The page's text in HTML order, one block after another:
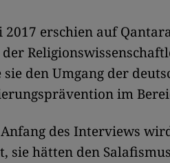
2017 erschien auf
den Umgang der
im
des Interviews
sie hätten den